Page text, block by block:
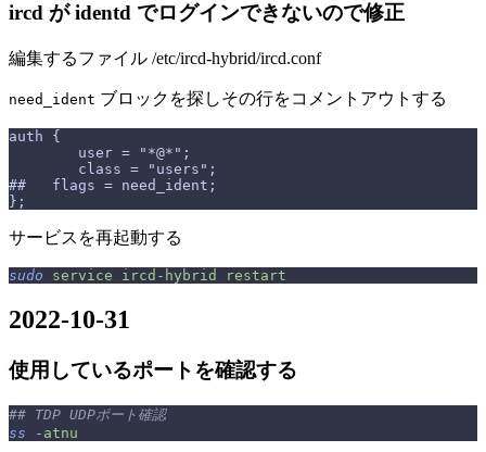
ircd が identd でログインできないので修正
編集するファイル /etc/ircd-hybrid/ircd.conf
need_ident ブロックを探しその行をコメントアウトする
auth {
        user = "*@*";
        class = "users";
##   flags = need_ident;
};
サービスを再起動する
sudo service ircd-hybrid restart
2022-10-31
使用しているポートを確認する
## TDP UDPポート確認
ss -atnu